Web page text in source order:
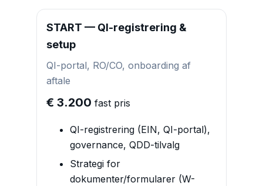
START — QI-registrering &
setup
QI-portal, RO/CO, onboarding af
aftale
€ 3.200 fast pris
QI-registrering (EIN, QI-portal),
governance, QDD-tilvalg
Strategi for
dokumenter/formularer (W-